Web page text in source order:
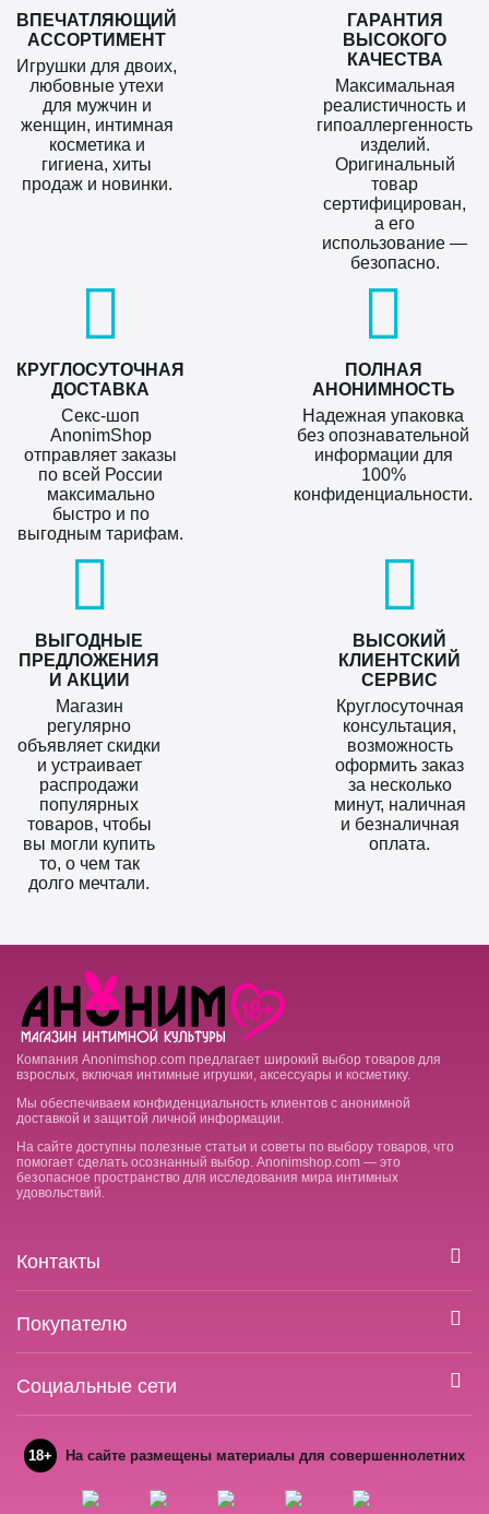
ВПЕЧАТЛЯЮЩИЙ
АССОРТИМЕНТ
Игрушки для двоих,
любовные утехи
для мужчин и
женщин, интимная
косметика и
гигиена, хиты
продаж и новинки.
ГАРАНТИЯ
ВЫСОКОГО
КАЧЕСТВА
Максимальная
реалистичность и
гипоаллергенность
изделий.
Оригинальный
товар
сертифицирован,
а его
использование —
безопасно.
КРУГЛОСУТОЧНАЯ
ДОСТАВКА
Секс-шоп
AnonimShop
отправляет заказы
по всей России
максимально
быстро и по
выгодным тарифам.
ПОЛНАЯ
АНОНИМНОСТЬ
Надежная упаковка
без опознавательной
информации для
100%
конфиденциальности.
ВЫГОДНЫЕ
ПРЕДЛОЖЕНИЯ
И АКЦИИ
Магазин
регулярно
объявляет скидки
и устраивает
распродажи
популярных
товаров, чтобы
вы могли купить
то, о чем так
долго мечтали.
ВЫСОКИЙ
КЛИЕНТСКИЙ
СЕРВИС
Круглосуточная
консультация,
возможность
оформить заказ
за несколько
минут, наличная
и безналичная
оплата.
Компания Anonimshop.com предлагает широкий выбор товаров для
взрослых, включая интимные игрушки, аксессуары и косметику.
Мы обеспечиваем конфиденциальность клиентов с анонимной
доставкой и защитой личной информации.
На сайте доступны полезные статьи и советы по выбору товаров, что
помогает сделать осознанный выбор. Anonimshop.com — это
безопасное пространство для исследования мира интимных
удовольствий.
Контакты
Покупателю
Социальные сети
18+ На сайте размещены материалы для совершеннолетних